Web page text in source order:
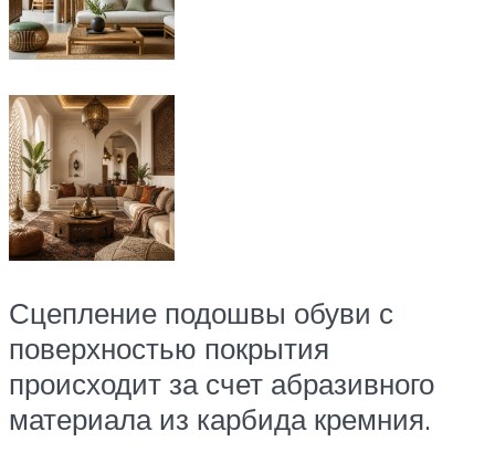
Сцепление подошвы обуви с
поверхностью покрытия
происходит за счет абразивного
материала из карбида кремния.